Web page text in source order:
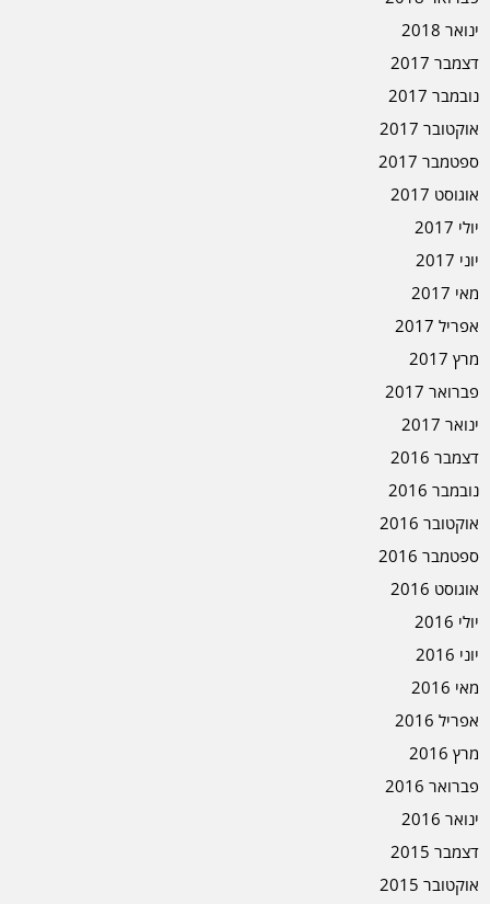
ינואר 2018
דצמבר 2017
נובמבר 2017
אוקטובר 2017
ספטמבר 2017
אוגוסט 2017
יולי 2017
יוני 2017
מאי 2017
אפריל 2017
מרץ 2017
פברואר 2017
ינואר 2017
דצמבר 2016
נובמבר 2016
אוקטובר 2016
ספטמבר 2016
אוגוסט 2016
יולי 2016
יוני 2016
מאי 2016
אפריל 2016
מרץ 2016
פברואר 2016
ינואר 2016
דצמבר 2015
אוקטובר 2015